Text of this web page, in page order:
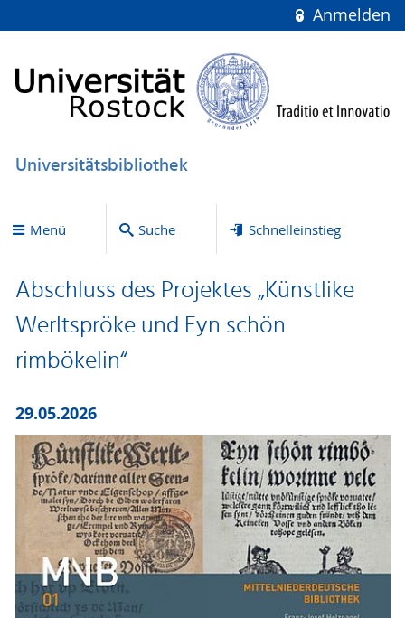
Anmelden
Universitätsbibliothek
Menü Suche Schnelleinstieg
Abschluss des Projektes „Künstlike
Werltspröke und Eyn schön
rimbökelin“
29.05.2026